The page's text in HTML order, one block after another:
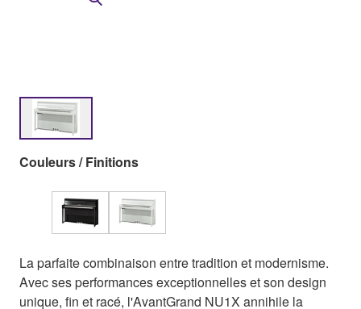
Couleurs / Finitions
La parfaite combinaison entre tradition et modernisme.
Avec ses performances exceptionnelles et son design
unique, fin et racé, l'AvantGrand NU1X annihile la